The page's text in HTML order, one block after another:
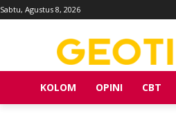
Sabtu, Agustus 8, 2026
KOLOM OPINI CBT